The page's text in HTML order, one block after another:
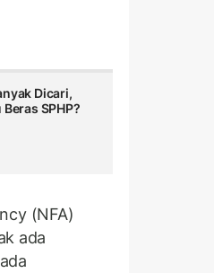
Dicari,
Beras SPHP?
(NFA)
ada